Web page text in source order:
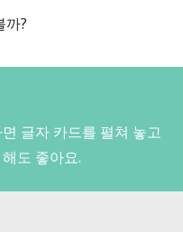
까?
글자 카드를 펼쳐 놓고
도 좋아요.